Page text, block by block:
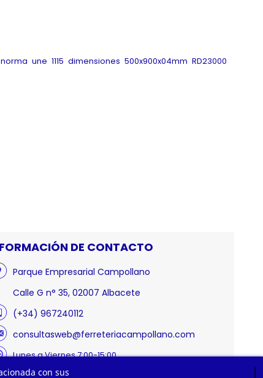
une 1115 dimensiones 500x900x04mm RD23000
DE CONTACTO
Parque Empresarial Campollano
Calle G n° 35, 02007 Albacete
(+34) 967240112
consultasweb@ferreteriacampollano.com
Lunes a Viernes 7:00-15:00
con sus